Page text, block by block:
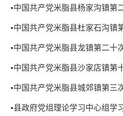
•中国共产党米脂县杨家沟镇第
•中国共产党米脂县杜家石沟镇
•中国共产党米脂县龙镇第二十
•中国共产党米脂县沙家店镇第
•中国共产党米脂县城郊镇第三
•县政府党组理论学习中心组学